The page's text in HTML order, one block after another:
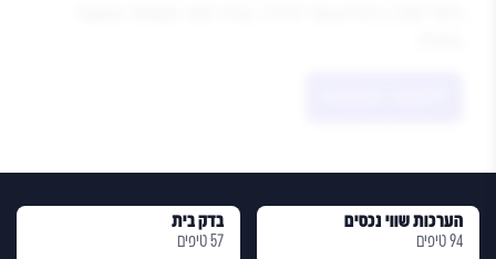
הערכות שווי נכסים
94 טיפים
בדק בית
57 טיפים